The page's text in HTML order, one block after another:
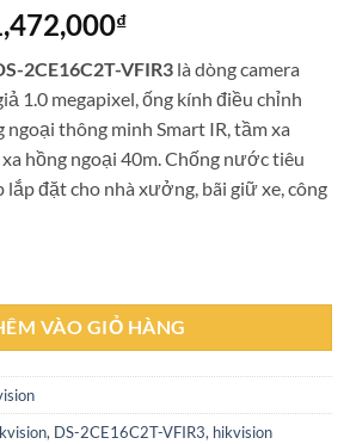
gốc
₫Giá
tại
là:
1,472,000₫.
2CE16C2T-VFIR3 là dòng camera
1.0 megapixel, ống kính điều chỉnh
ngoại thông minh Smart IR, tầm xa
hồng ngoại 40m. Chống nước tiêu
đặt cho nhà xưởng, bãi giữ xe, công
VÀO GIỎ HÀNG
, DS-2CE16C2T-VFIR3, hikvision